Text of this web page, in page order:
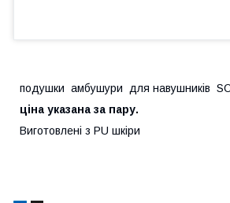
подушки амбушури для навушників
ціна указана за пару.
Виготовлені з PU шкіри